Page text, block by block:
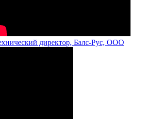
директор, Балс-Рус, ООО